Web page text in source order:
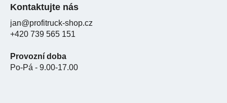
Kontaktujte nás
jan@profitruck-shop.cz
+420 739 565 151
Provozní doba
Po-Pá - 9.00-17.00